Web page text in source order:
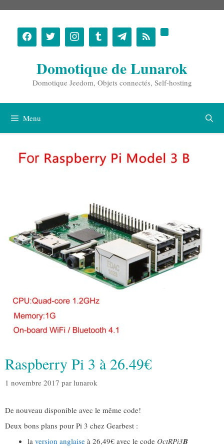
contenu
Domotique de Lunarok
Domotique Jeedom, Objets connectés, Self-hosting
Menu
Raspberry Pi 3 à 26.49€
1 novembre 2017 par lunarok
De nouveau disponible avec le même code!
Deux bons plans pour Pi 3 chez Gearbest :
la version anglaise à 26,49€ avec le code OctRPi3B